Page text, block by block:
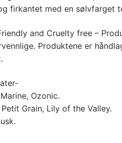
firkantet med en sølvfarget
and Cruelty free –
Produktene er
Ozonic.
Grain, Lily of the Valley.